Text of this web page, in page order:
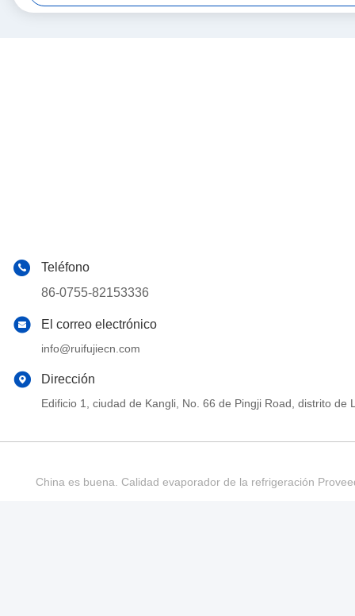
Teléfono
86-0755-82153336
El correo electrónico
info@ruifujiecn.com
Dirección
Edificio 1, ciudad de Kangli, No. 66 de Pingji Road, distrito
China es buena. Calidad evaporador de la refrigeración